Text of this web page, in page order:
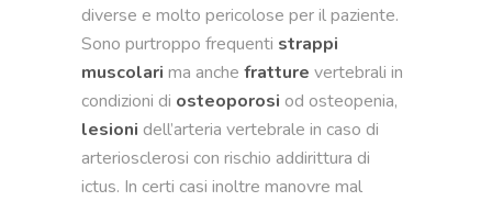
diverse e molto pericolose per il paziente.
Sono purtroppo frequenti strappi
muscolari ma anche fratture vertebrali in
condizioni di osteoporosi od osteopenia,
lesioni dell’arteria vertebrale in caso di
arteriosclerosi con rischio addirittura di
ictus. In certi casi inoltre manovre mal